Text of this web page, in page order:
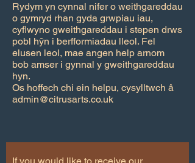
Rydym yn cynnal nifer o weithgareddau
o gymryd rhan gyda grwpiau iau,
cyflwyno gweithgareddau i stepen drws
pobl hŷn i berfformiadau lleol. Fel
elusen leol, mae angen help arnom
bob amser i gynnal y gweithgareddau
hyn.
Os hoffech chi ein helpu, cysylltwch â
admin@citrusarts.co.uk